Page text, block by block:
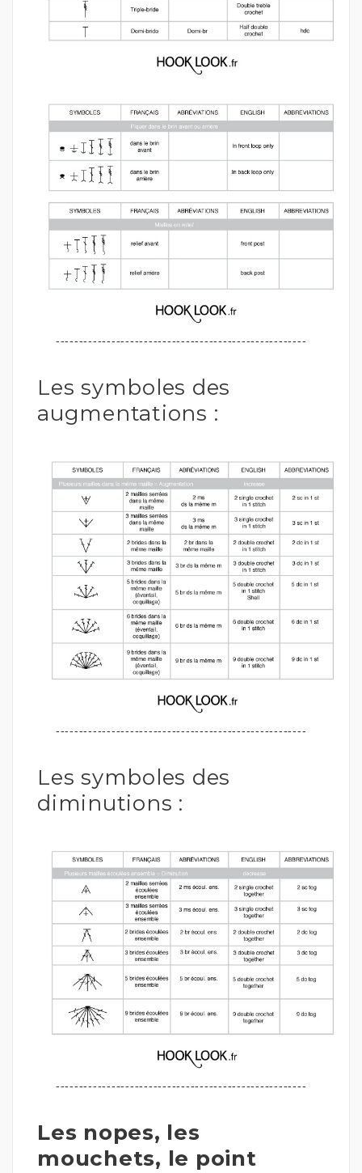
------------------------------------------------------
Les symboles des
augmentations :
------------------------------------------------------
Les symboles des
diminutions :
------------------------------------------------------
Les nopes, les
mouchets, le point